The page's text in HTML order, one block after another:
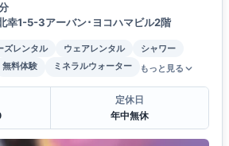
幸1-5-3アーバン･ヨコハマビル2階
ズレンタル ウェアレンタル
シャワー
無料体験 ミネラルウォーター もっと見る
定休日
年中無休